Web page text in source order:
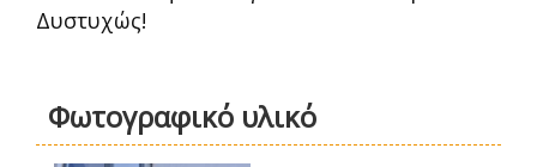
Δυστυχώς!
Φωτογραφικό υλικό